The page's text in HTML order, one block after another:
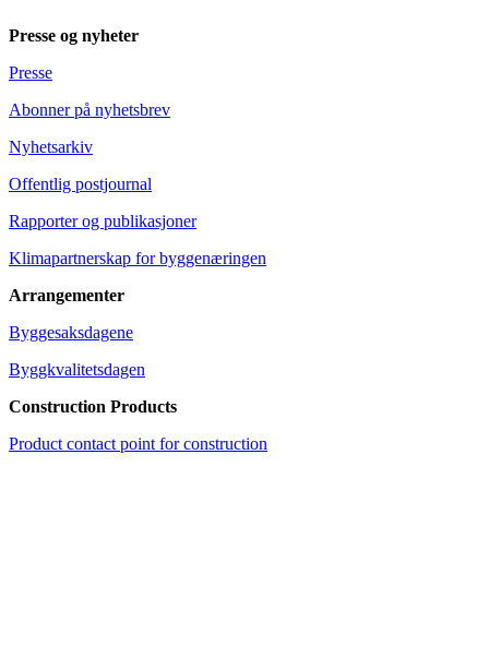
Presse og nyheter
Presse
Abonner på nyhetsbrev
Nyhetsarkiv
Offentlig postjournal
Rapporter og publikasjoner
Klimapartnerskap for byggenæringen
Arrangementer
Byggesaksdagene
Byggkvalitetsdagen
Construction Products
Product contact point for construction